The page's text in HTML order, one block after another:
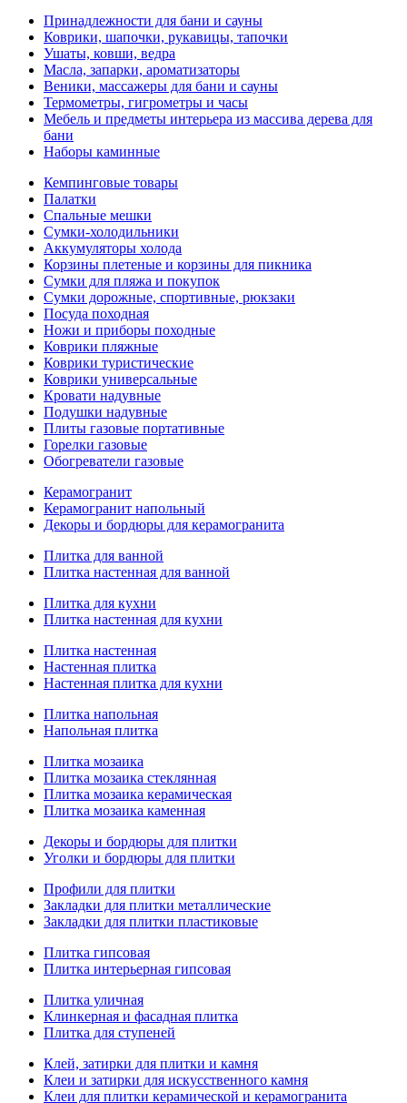
Принадлежности для бани и сауны
Коврики, шапочки, рукавицы, тапочки
Ушаты, ковши, ведра
Масла, запарки, ароматизаторы
Веники, массажеры для бани и сауны
Термометры, гигрометры и часы
Мебель и предметы интерьера из массива дерева для
бани
Наборы каминные
Кемпинговые товары
Палатки
Спальные мешки
Сумки-холодильники
Аккумуляторы холода
Корзины плетеные и корзины для пикника
Сумки для пляжа и покупок
Сумки дорожные, спортивные, рюкзаки
Посуда походная
Ножи и приборы походные
Коврики пляжные
Коврики туристические
Коврики универсальные
Кровати надувные
Подушки надувные
Плиты газовые портативные
Горелки газовые
Обогреватели газовые
Керамогранит
Керамогранит напольный
Декоры и бордюры для керамогранита
Плитка для ванной
Плитка настенная для ванной
Плитка для кухни
Плитка настенная для кухни
Плитка настенная
Настенная плитка
Настенная плитка для кухни
Плитка напольная
Напольная плитка
Плитка мозаика
Плитка мозаика стеклянная
Плитка мозаика керамическая
Плитка мозаика каменная
Декоры и бордюры для плитки
Уголки и бордюры для плитки
Профили для плитки
Закладки для плитки металлические
Закладки для плитки пластиковые
Плитка гипсовая
Плитка интерьерная гипсовая
Плитка уличная
Клинкерная и фасадная плитка
Плитка для ступеней
Клей, затирки для плитки и камня
Клеи и затирки для искусственного камня
Клеи для плитки керамической и керамогранита